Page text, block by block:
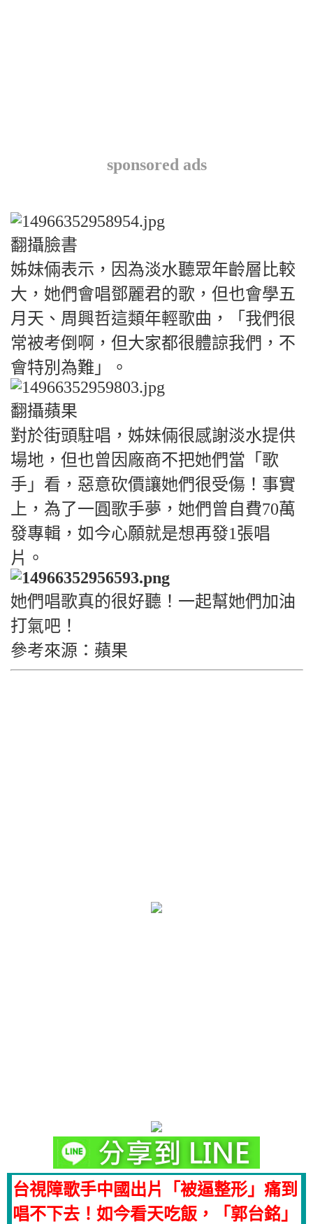
sponsored ads
翻攝臉書
姊妹倆表示，因為淡水聽眾年齡層比較
大，她們會唱鄧麗君的歌，但也會學五
月天、周興哲這類年輕歌曲，「我們很
常被考倒啊，但大家都很體諒我們，不
會特別為難」。
翻攝蘋果
對於街頭駐唱，姊妹倆很感謝淡水提供
場地，但也曾因廠商不把她們當「歌
手」看，惡意砍價讓她們很受傷！事實
上，為了一圓歌手夢，她們曾自費70萬
發專輯，如今心願就是想再發1張唱
片。
她們唱歌真的很好聽！一起幫她們加油
打氣吧！
參考來源：蘋果
台視障歌手中國出片「被逼整形」痛到
唱不下去！如今看天吃飯，「郭台銘」